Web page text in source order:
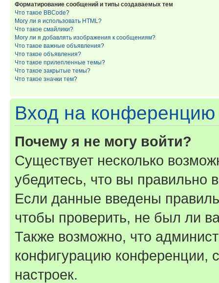
Форматирование сообщений и типы создаваемых тем
Что такое BBCode?
Могу ли я использовать HTML?
Что такое смайлики?
Могу ли я добавлять изображения к сообщениям?
Что такое важные объявления?
Что такое объявления?
Что такое прилепленные темы?
Что такое закрытые темы?
Что такое значки тем?
Вход на конференцию
Почему я не могу войти?
Существует несколько
убедитесь, что вы правильно
Если данные введены
чтобы проверить, не был ли
Также возможно, что
конфигурацию конференции,
настроек.